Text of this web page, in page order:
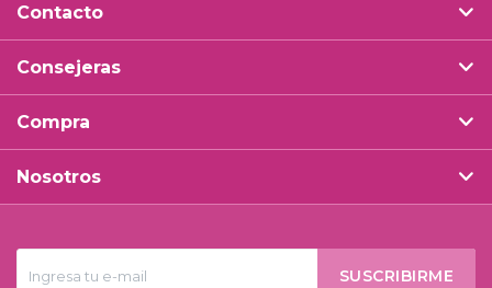
SUSCRIBIRME
Contacto
Consejeras
Compra
Nosotros